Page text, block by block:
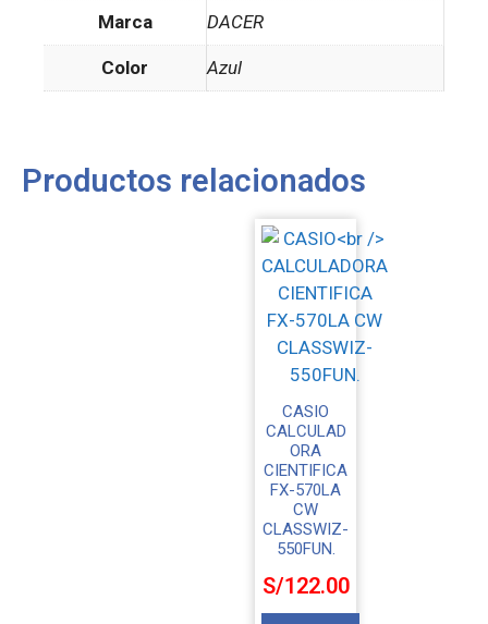
Marca DACER
Color Azul
Productos relacionados
CASIO
CALCULAD
ORA
CIENTIFICA
FX-570LA
CW
CLASSWIZ-
550FUN.
S/122.00